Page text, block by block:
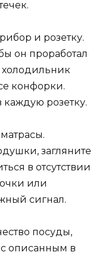
и розетку.
он проработал
холодильник
конфорки.
каждую розетку.
загляните
в отсутствии
или
сигнал.
посуды,
с описанным в